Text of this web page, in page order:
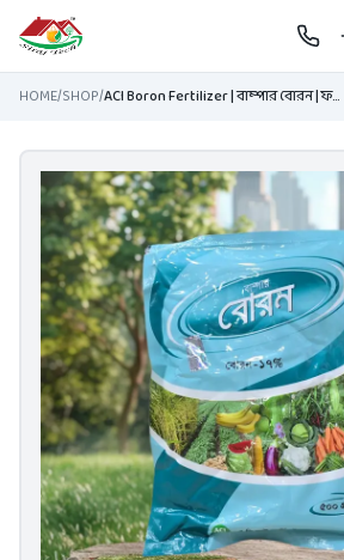
Skip to main content
HOME/SHOP/ ACI Boron Fertilizer | বাম্পার বোরন | ফলন বৃদ্ধির জন্য কার্যকর